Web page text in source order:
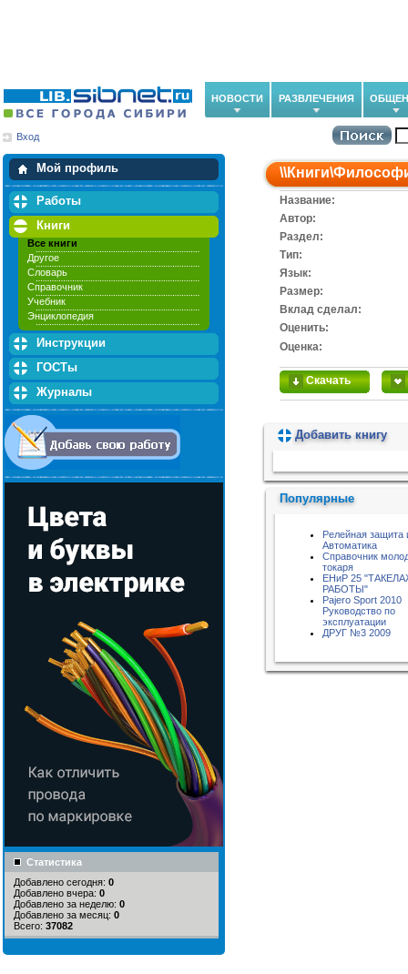
НОВОСТИ РАЗВЛЕЧЕНИЯ
Вход
Мой профиль
Мои закладки
Работы
Книги
Все книги
Другое
Словарь
Справочник
Учебник
Энциклопедия
Инструкции
ГОСТы
Журналы
Статистика
Добавлено сегодня: 0
Добавлено вчера: 0
Добавлено за неделю: 0
Добавлено за месяц: 0
Всего: 37082
\\Книги\
Название:
Автор:
Раздел:
Тип:
Язык:
Размер:
Вклад сделал:
Оценить:
Оценка:
Скачать
Добавить книгу
Популярные
Релейная защита
Автоматика
Справочник
токаря
ЕНиР 25
РАБОТЫ"
Pajero Sport 2010
Руководство по
эксплуатации
ДРУГ №3 2009